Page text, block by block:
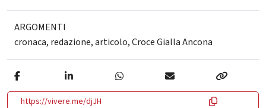
ARGOMENTI
cronaca, redazione,articolo,Croce Gialla Ancona
https://vivere.me/djJH